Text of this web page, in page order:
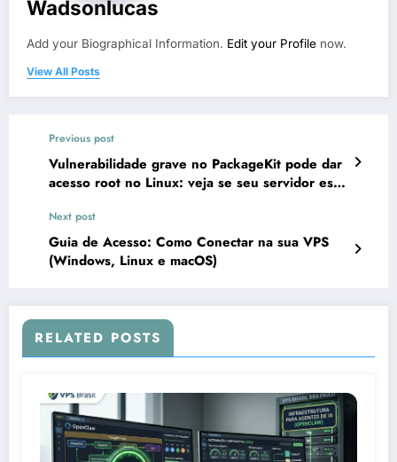
Wadsonlucas
Add your Biographical Information. Edit your Profile now.
View All Posts
Previous post
Vulnerabilidade grave no PackageKit pode dar
acesso root no Linux: veja se seu servidor está
Next post
Guia de Acesso: Como Conectar na sua VPS
(Windows, Linux e macOS)
RELATED POSTS